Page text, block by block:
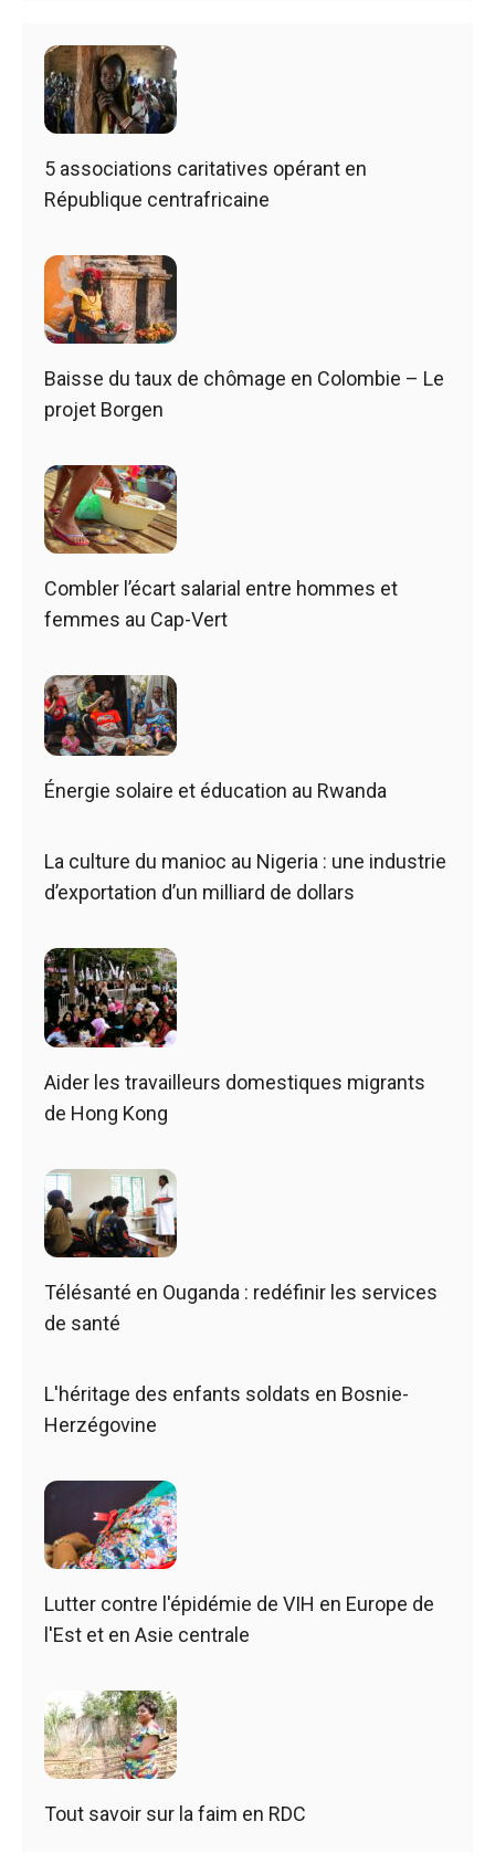
5 associations caritatives opérant en
République centrafricaine
Baisse du taux de chômage en Colombie – Le
projet Borgen
Combler l’écart salarial entre hommes et
femmes au Cap-Vert
Énergie solaire et éducation au Rwanda
La culture du manioc au Nigeria : une industrie
d’exportation d’un milliard de dollars
Aider les travailleurs domestiques migrants
de Hong Kong
Télésanté en Ouganda : redéfinir les services
de santé
L'héritage des enfants soldats en Bosnie-
Herzégovine
Lutter contre l'épidémie de VIH en Europe de
l'Est et en Asie centrale
Tout savoir sur la faim en RDC